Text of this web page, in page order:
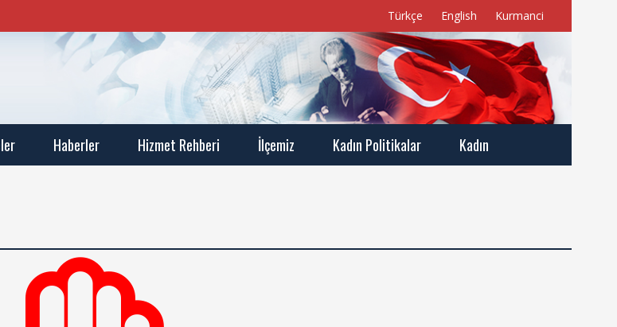
Türkçe English Kurmanci
Haberler Hizmet Rehberi İlçemiz Kadın Politikalar Kadın